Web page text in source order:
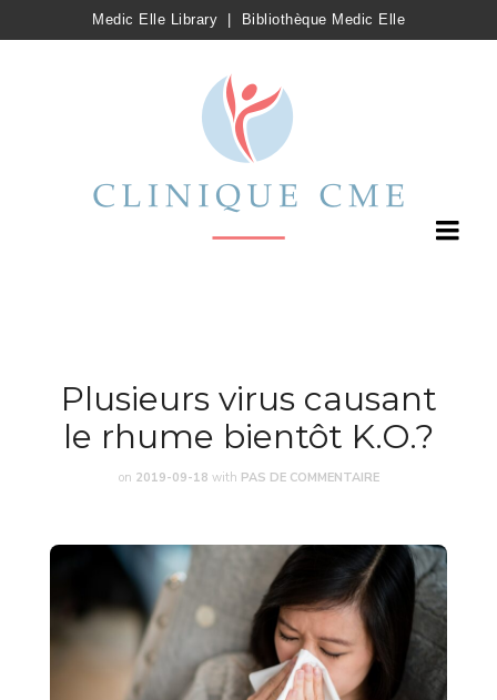
Medic Elle Library Bibliothèque Medic Elle
Plusieurs virus causant
le rhume bientôt K.O.?
on 2019-09-18 with PAS DE COMMENTAIRE